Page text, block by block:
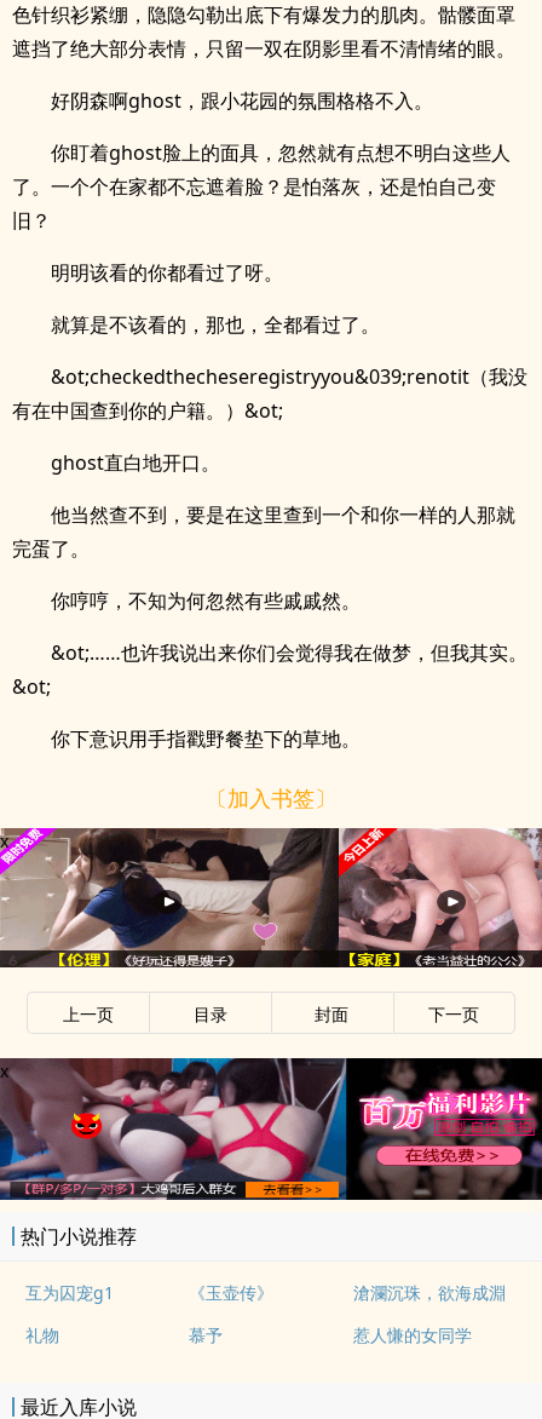
色针织衫紧绷，隐隐勾勒出底下有爆发力的肌肉。骷髅面罩
遮挡了绝大部分表情，只留一双在阴影里看不清情绪的眼。
好阴森啊ghost，跟小花园的氛围格格不入。
你盯着ghost脸上的面具，忽然就有点想不明白这些人
了。一个个在家都不忘遮着脸？是怕落灰，还是怕自己变
旧？
明明该看的你都看过了呀。
就算是不该看的，那也，全都看过了。
&ot;checkedthecheseregistryyou&039;renotit（我没
有在中国查到你的户籍。）&ot;
ghost直白地开口。
他当然查不到，要是在这里查到一个和你一样的人那就
完蛋了。
你哼哼，不知为何忽然有些戚戚然。
&ot;……也许我说出来你们会觉得我在做梦，但我其实。
&ot;
你下意识用手指戳野餐垫下的草地。
〔加入书签〕
x
上一页 目录 封面 下一页
x
热门小说推荐
互为囚宠g1 《玉壶传》
滄瀾沉珠，欲海成淵
礼物
慕予 惹人慊的女同学
最近入库小说